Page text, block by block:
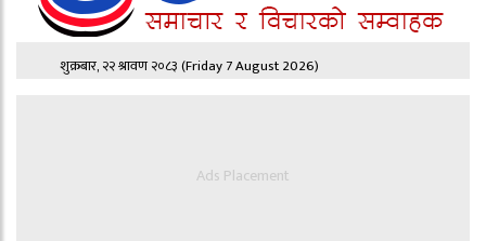
शुक्रबार, २२ श्रावण २०८३(Friday 7 August 2026)
Ads Placement